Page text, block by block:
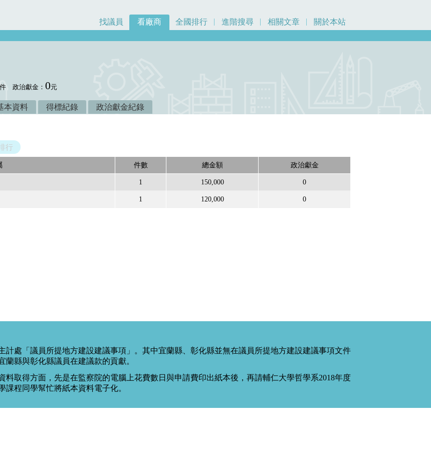
找議員 看廠商 全國排行 進階搜尋 相關文章 關於本站
件 政治獻金：0元
本資料 得標紀錄 政治獻金紀錄
行
件數 總金額 政治獻金
1 150,000 0
1 120,000 0
計處「議員所提地方建設建議事項」。其中宜蘭縣、彰化縣並無在議員所提地方建設建議事項文件
縣與彰化縣議員在建議款的貢獻。
料取得方面，先是在監察院的電腦上花費數日與申請費印出紙本後，再請輔仁大學哲學系2018年度
課程同學幫忙將紙本資料電子化。